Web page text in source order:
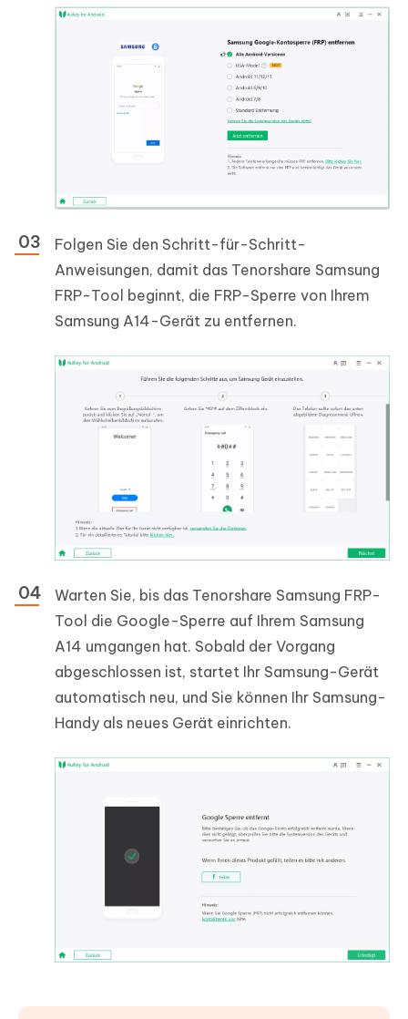
Folgen Sie den Schritt-für-Schritt-
Anweisungen, damit das Tenorshare Samsung
FRP-Tool beginnt, die FRP-Sperre von Ihrem
Samsung A14-Gerät zu entfernen.
Warten Sie, bis das Tenorshare Samsung FRP-
Tool die Google-Sperre auf Ihrem Samsung
A14 umgangen hat. Sobald der Vorgang
abgeschlossen ist, startet Ihr Samsung-Gerät
automatisch neu, und Sie können Ihr Samsung-
Handy als neues Gerät einrichten.